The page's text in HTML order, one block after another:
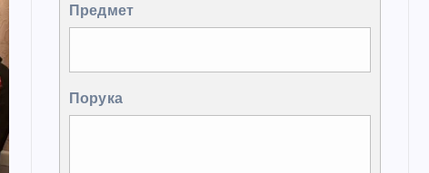
Предмет
Порука